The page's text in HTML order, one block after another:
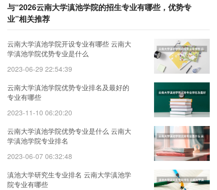
与“2026云南大学滇池学院的招生专业有哪些，优势专
业”相关推荐
云南大学滇池学院开设专业有哪些 云南大
学滇池学院优势专业是什么
2023-06-29 22:54:39
云南大学滇池学院优势专业排名及最好的
专业有哪些
2023-11-10 06:20:20
云南大学滇池学院优势专业是什么 云南大
学滇池学院专业排名
2023-06-07 06:32:48
滇池大学研究生专业排名 云南大学滇池学
院专业有哪些